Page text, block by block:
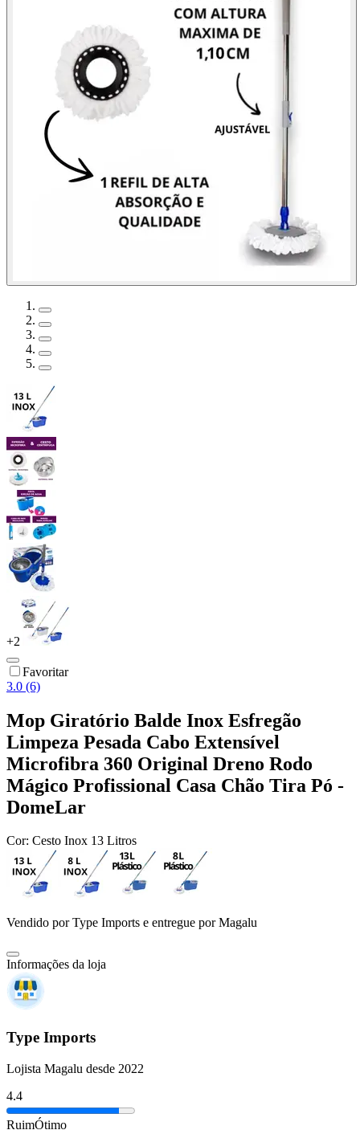
+2
Favoritar
3.0 (6)
Mop Giratório Balde Inox Esfregão
Limpeza Pesada Cabo Extensível
Microfibra 360 Original Dreno Rodo
Mágico Profissional Casa Chão Tira Pó -
DomeLar
Cor: Cesto Inox 13 Litros
Vendido porType Imports e entregue por Magalu
Informações da loja
Type Imports
Lojista Magalu desde 2022
4.4
RuimÓtimo